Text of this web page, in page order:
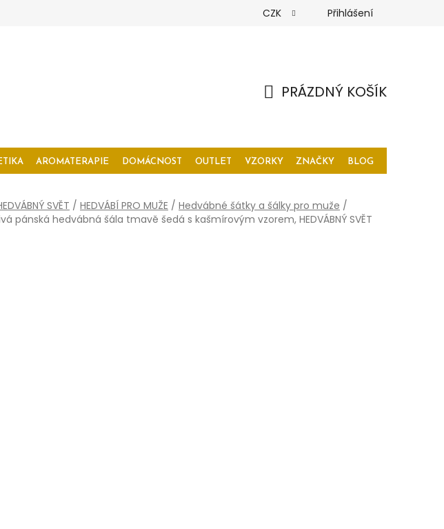
CZK Přihlášení
PRÁZDNÝ KOŠÍK
AROMATERAPIE DOMÁCNOST OUTLET VZORKY ZNAČKY BLOG
SVĚT / HEDVÁBÍ PRO MUŽE / Hedvábné šátky a šálky pro muže /
pánská hedvábná šála tmavě šedá s kašmírovým vzorem, HEDVÁBNÝ SVĚT